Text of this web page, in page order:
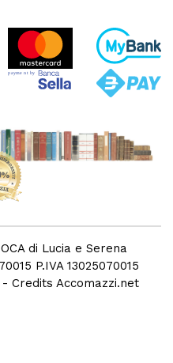
di Lucia e Serena
P.IVA 13025070015
- Credits Accomazzi.net